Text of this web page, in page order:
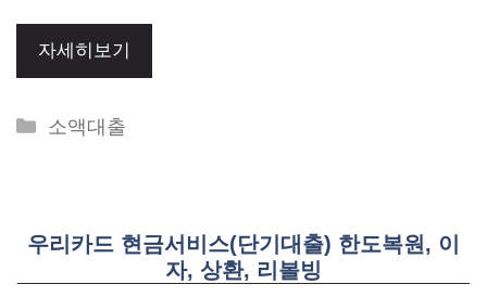
자세히보기
Categories
소액대출
우리카드 현금서비스(단기대출) 한도복원, 이
자, 상환, 리볼빙